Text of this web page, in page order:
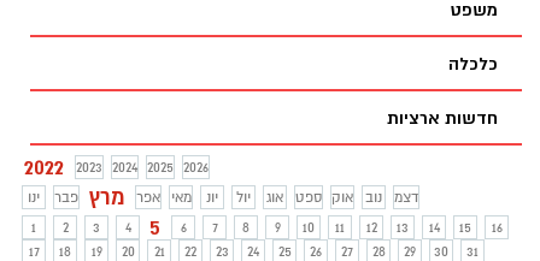
משפט
כלכלה
חדשות ארציות
2022 2023 2024 2025
2026
ינו
פבר מרץ אפר מאי יונ יול אוג ספט אוק נוב
דצמ
1
2 3 4 5 6 7 8 9 10 11 12 13 14 15
16
17
18 19 20 21 22 23 24 25 26 27 28 29 30 31